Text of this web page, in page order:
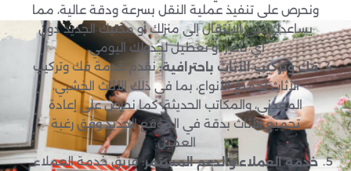
ونحرص على تنفيذ عملية النقل بسرعة ودقة عالية، مما
يساعدك على الانتقال إلى منزلك أو مكتبك الجديد دون
أي تأخير أو تعطيل لجدولك اليومي.
فك وتركيب الأثاث باحترافية:نقدم خدمة فك وتركيب
الأثاث لجميع الأنواع، بما في ذلك الأثاث الخشبي،
المعدني، والمكاتب الحديثة. كما نحرص على إعادة
تجميع الأثاث بدقة في الموقع الجديد وفق رغبة
العميل.
خدمة العملاء والدعم المستمر: فريق خدمة العملاء